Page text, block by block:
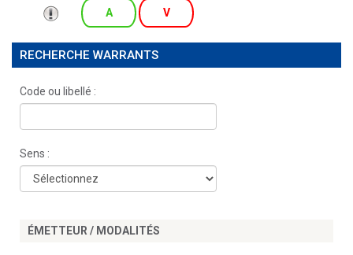
A V
RECHERCHE WARRANTS
Code ou libellé :
Sens :
ÉMETTEUR / MODALITÉS